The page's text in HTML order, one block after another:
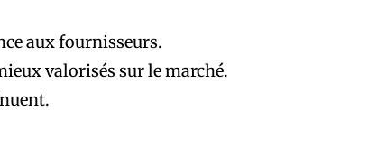
aux fournisseurs.
valorisés sur le marché.